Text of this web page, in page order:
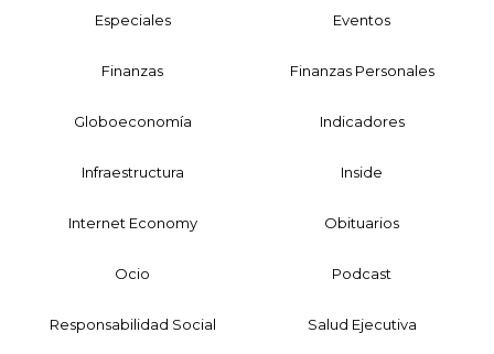
Especiales Eventos
Finanzas Finanzas Personales
Globoeconomía Indicadores
Infraestructura Inside
Internet Economy Obituarios
Ocio Podcast
Responsabilidad Social Salud Ejecutiva